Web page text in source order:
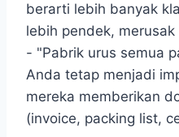
berarti lebih banyak
lebih pendek, merusak
- "Pabrik urus semua
Anda tetap menjadi
mereka memberikan
(invoice, packing list,